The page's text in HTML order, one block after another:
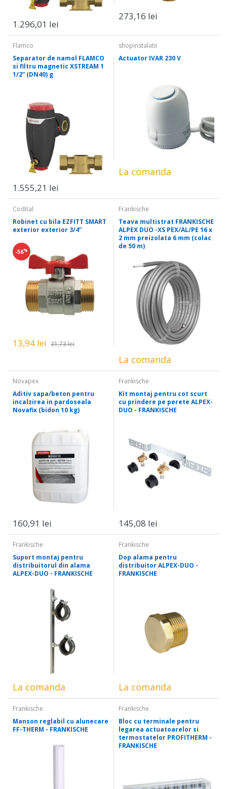
1.296,01 lei
273,16 lei
Flamco
Separator de namol FLAMCO
si filtru magnetic XSTREAM 1
1/2” (DN40) g
1.555,21 lei
shopinstalatii
Actuator IVAR 230 V
La comanda
Codital
Robinet cu bila EZFITT SMART
exterior exterior 3/4”
-56%
13,94 lei 31,73 lei
Frankische
Teava multistrat FRANKISCHE
ALPEX DUO -XS PEX/AL/PE 16 x
2 mm preizolata 6 mm (colac
de 50 m)
La comanda
Novapex
Aditiv sapa/beton pentru
incalzirea in pardoseala
Novafix (bidon 10 kg)
160,91 lei
Frankische
Kit montaj pentru cot scurt
cu prindere pe perete ALPEX-
DUO - FRANKISCHE
145,08 lei
Frankische
Suport montaj pentru
distribuitorul din alama
ALPEX-DUO - FRANKISCHE
La comanda
Frankische
Dop alama pentru
distribuitor ALPEX-DUO -
FRANKISCHE
La comanda
Frankische
Manson reglabil cu alunecare
FF-THERM - FRANKISCHE
Frankische
Bloc cu terminale pentru
legarea actuatoarelor si
termostatelor PROFITHERM -
FRANKISCHE